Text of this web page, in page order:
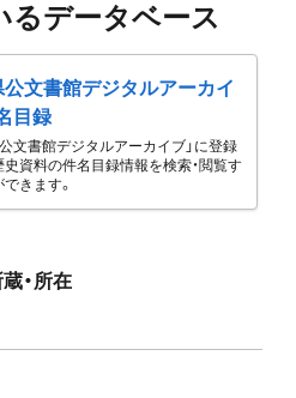
るデータベース
文書館デジタルアーカイ
目録
公文書館デジタルアーカイブ」に登録
史資料の件名目録情報を検索・閲覧す
きます。
・所在